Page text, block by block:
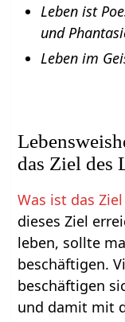
Leben ist
und
Leben im
das Ziel des
Was ist das
dieses Ziel
leben, sollte
beschäftigen.
beschäftigen
und damit mit